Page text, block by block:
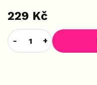
229 Kč